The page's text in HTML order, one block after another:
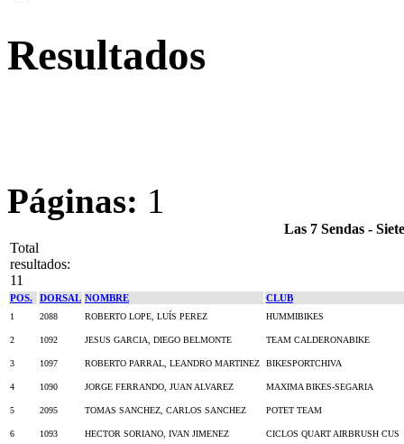
Resultados
Páginas: 1
Las 7 Sendas -
Total
resultados:
11
POS. DORSAL NOMBRE CLUB
1 2088 ROBERTO LOPE, LUÍS PEREZ HUMMIBIKES
2 1092 JESUS GARCIA, DIEGO BELMONTE TEAM CALDERONABIKE
3 1097 ROBERTO PARRAL, LEANDRO MARTINEZ BIKESPORTCHIVA
4 1090 JORGE FERRANDO, JUAN ALVAREZ MAXIMA BIKES-SEGARIA
5 2095 TOMAS SANCHEZ, CARLOS SANCHEZ POTET TEAM
6 1093 HECTOR SORIANO, IVAN JIMENEZ CICLOS QUART AIRBRUSH CUS